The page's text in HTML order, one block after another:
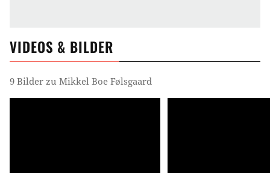
VIDEOS & BILDER
9 Bilder zu Mikkel Boe Følsgaard